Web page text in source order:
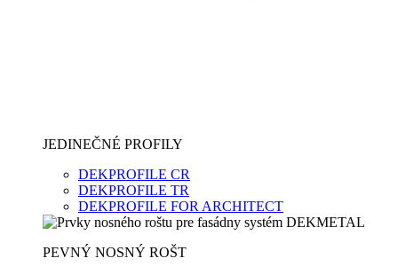
JEDINEČNÉ PROFILY
DEKPROFILE CR
DEKPROFILE TR
DEKPROFILE FOR ARCHITECT
PEVNÝ NOSNÝ ROŠT